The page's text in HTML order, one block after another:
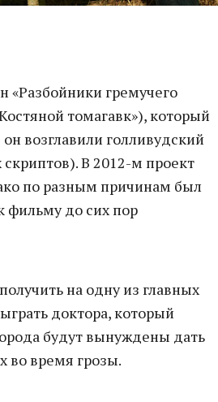
«Разбойники гремучего
томагавк»), который
возглавили голливудский
В 2012-м проект
по разным причинам был
фильму до сих пор
на одну из главных
доктора, который
будут вынуждены дать
во время грозы.